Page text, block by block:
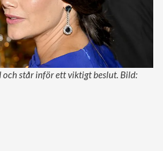
och står inför ett viktigt beslut. Bild: